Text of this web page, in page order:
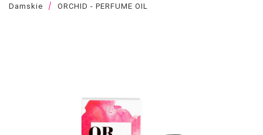
Damskie
ORCHID - PERFUME OIL